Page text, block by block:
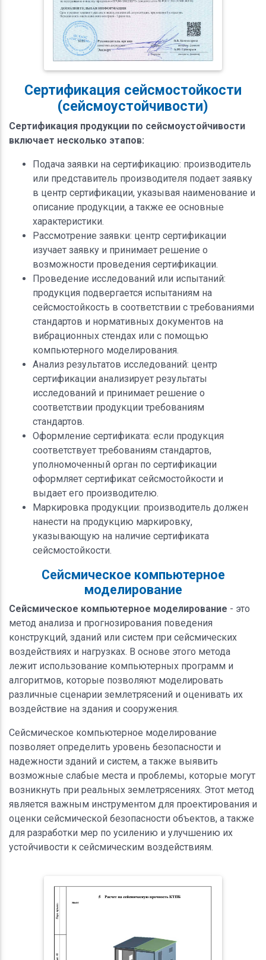
Сертификация сейсмостойкости
(сейсмоустойчивости)
Сертификация продукции по сейсмоустойчивости
включает несколько этапов:
Подача заявки на сертификацию: производитель
или представитель производителя подает заявку
в центр сертификации, указывая наименование и
описание продукции, а также ее основные
характеристики.
Рассмотрение заявки: центр сертификации
изучает заявку и принимает решение о
возможности проведения сертификации.
Проведение исследований или испытаний:
продукция подвергается испытаниям на
сейсмостойкость в соответствии с требованиями
стандартов и нормативных документов на
вибрационных стендах или с помощью
компьютерного моделирования.
Анализ результатов исследований: центр
сертификации анализирует результаты
исследований и принимает решение о
соответствии продукции требованиям
стандартов.
Оформление сертификата: если продукция
соответствует требованиям стандартов,
уполномоченный орган по сертификации
оформляет сертификат сейсмостойкости и
выдает его производителю.
Маркировка продукции: производитель должен
нанести на продукцию маркировку,
указывающую на наличие сертификата
сейсмостойкости.
Сейсмическое компьютерное
моделирование
Сейсмическое компьютерное моделирование - это
метод анализа и прогнозирования поведения
конструкций, зданий или систем при сейсмических
воздействиях и нагрузках. В основе этого метода
лежит использование компьютерных программ и
алгоритмов, которые позволяют моделировать
различные сценарии землетрясений и оценивать их
воздействие на здания и сооружения.
Сейсмическое компьютерное моделирование
позволяет определить уровень безопасности и
надежности зданий и систем, а также выявить
возможные слабые места и проблемы, которые могут
возникнуть при реальных землетрясениях. Этот метод
является важным инструментом для проектирования и
оценки сейсмической безопасности объектов, а также
для разработки мер по усилению и улучшению их
устойчивости к сейсмическим воздействиям.